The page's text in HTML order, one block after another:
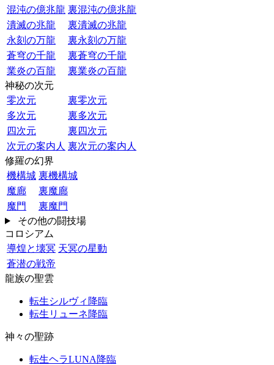
混沌の億兆龍 裏混沌の億兆龍
潰滅の兆龍
裏潰滅の兆龍
永刻の万龍
裏永刻の万龍
蒼穹の千龍
裏蒼穹の千龍
業炎の百龍
裏業炎の百龍
神秘の次元
零次元
裏零次元
多次元
裏多次元
四次元
裏四次元
次元の案内人 裏次元の案内人
修羅の幻界
機構城 裏機構城
魔廊
裏魔廊
魔門
裏魔門
その他の闘技場
コロシアム
導煌と壊冥 天冥の星動
蒼潜の戦帝
龍族の聖雲
転生シルヴィ降臨
転生リューネ降臨
神々の聖跡
転生ヘラLUNA降臨